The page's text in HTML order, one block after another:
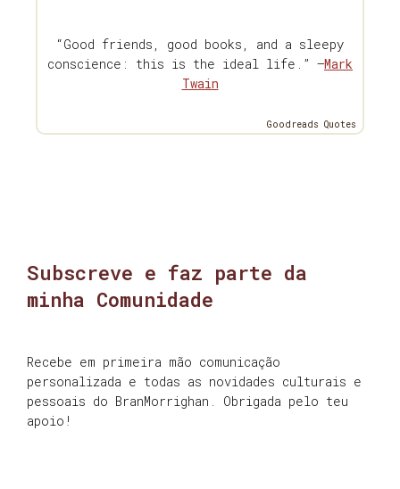
“Good friends, good books, and a sleepy
conscience: this is the ideal life.” —Mark
Twain
Goodreads Quotes
Subscreve e faz parte da
minha Comunidade
Recebe em primeira mão comunicação
personalizada e todas as novidades culturais e
pessoais do BranMorrighan. Obrigada pelo teu
apoio!